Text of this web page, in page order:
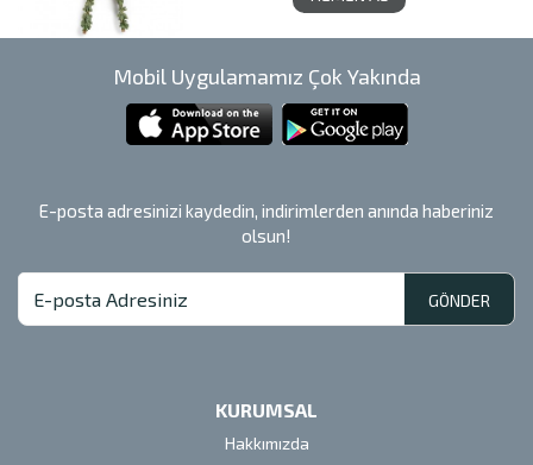
Mobil Uygulamamız Çok Yakında
E-posta adresinizi kaydedin, indirimlerden anında haberiniz
olsun!
GÖNDER
KURUMSAL
Hakkımızda